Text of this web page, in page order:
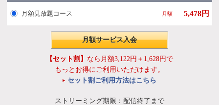
月額見放題コース 月額 5,478円
月額サービス入会
【セット割】 なら月額3,122円＋1,628円で
もっとお得にご利用いただけます。
セット割ご利用方法はこちら
ストリーミング期限：配信終了まで